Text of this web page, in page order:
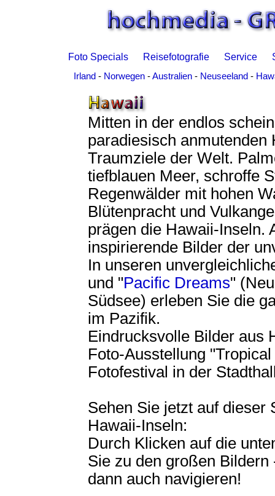
Foto Specials Reisefotografie Service
Irland - Norwegen-Australien- Neuseeland -
Mitten in der endlos
paradiesisch anmutenden
Traumziele der Welt.
tiefblauen Meer, schroffe
Regenwälder mit hohen
Blütenpracht und
prägen die Hawaii-Inseln.
inspirierende Bilder der
In unseren
und "Pacific Dreams"
Südsee) erleben Sie die
im Pazifik.
Eindrucksvolle Bilder aus
Foto-Ausstellung
Fotofestival in der
Sehen Sie jetzt auf dieser
Hawaii-Inseln:
Durch Klicken auf die
Sie zu den großen
dann auch navigieren!